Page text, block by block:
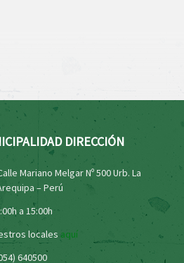
DIRECCIÓN
Mariano Melgar Nº 500 Urb. La
– Perú
a 15:00h
locales aquí
640500